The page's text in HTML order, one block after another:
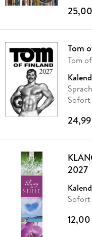
Tom
Tom
2027